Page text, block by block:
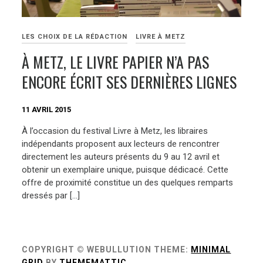
LES CHOIX DE LA RÉDACTION LIVRE À METZ
À METZ, LE LIVRE PAPIER N’A PAS
ENCORE ÉCRIT SES DERNIÈRES LIGNES
11 AVRIL 2015
À l’occasion du festival Livre à Metz, les libraires
indépendants proposent aux lecteurs de rencontrer
directement les auteurs présents du 9 au 12 avril et
obtenir un exemplaire unique, puisque dédicacé. Cette
offre de proximité constitue un des quelques remparts
dressés par […]
COPYRIGHT © WEBULLUTION THEME: MINIMAL